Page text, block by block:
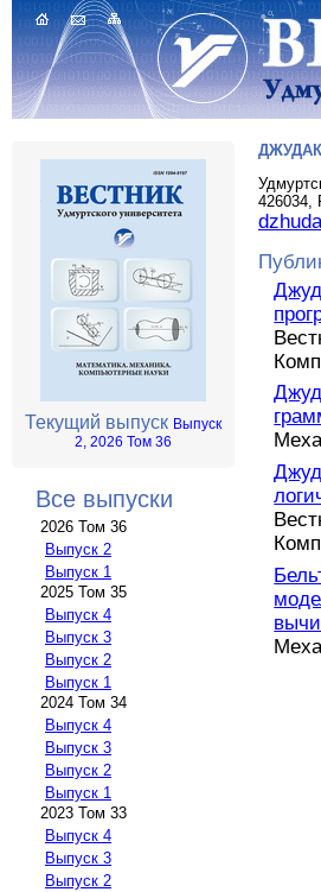
Текущий выпуск Выпуск
2, 2026 Том 36
Все выпуски
2026 Том 36
Выпуск 2
Выпуск 1
2025 Том 35
Выпуск 4
Выпуск 3
Выпуск 2
Выпуск 1
2024 Том 34
Выпуск 4
Выпуск 3
Выпуск 2
Выпуск 1
2023 Том 33
Выпуск 4
Выпуск 3
Выпуск 2
426034,